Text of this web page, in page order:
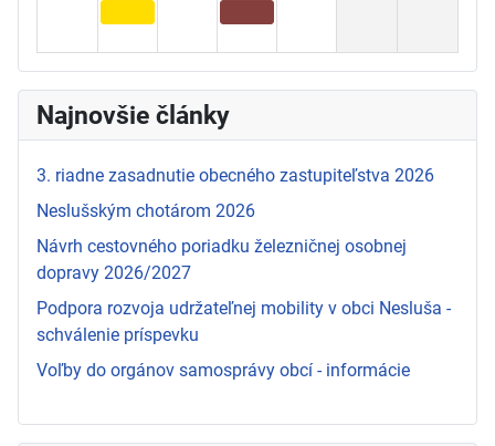
Najnovšie články
3. riadne zasadnutie obecného zastupiteľstva 2026
Neslušským chotárom 2026
Návrh cestovného poriadku železničnej osobnej
dopravy 2026/2027
Podpora rozvoja udržateľnej mobility v obci Nesluša -
schválenie príspevku
Voľby do orgánov samosprávy obcí - informácie